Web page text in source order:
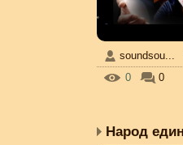
soundsou...
0
0